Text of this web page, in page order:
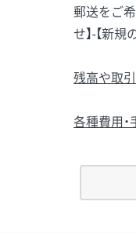
郵送をご希
せ】-【新
残高や取
各種費用・